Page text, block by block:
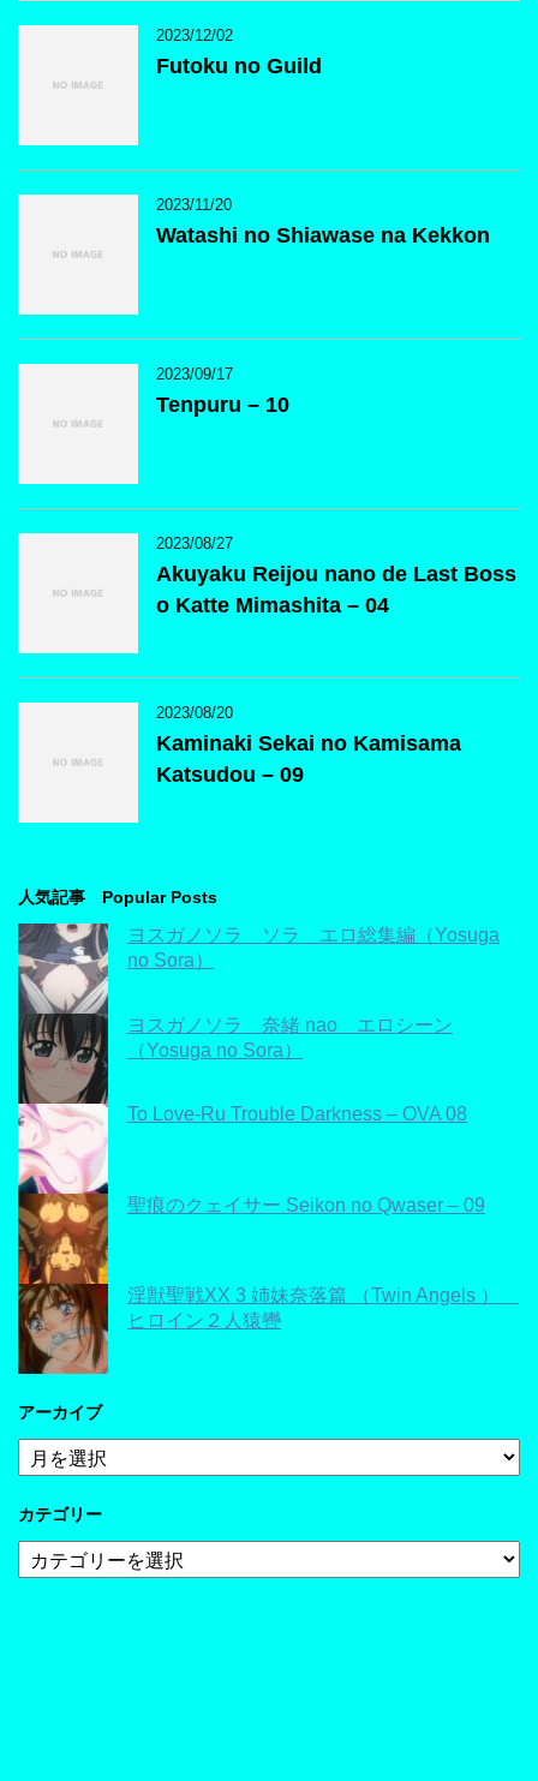
2023/12/02
Futoku no Guild
2023/11/20
Watashi no Shiawase na Kekkon
2023/09/17
Tenpuru – 10
2023/08/27
Akuyaku Reijou nano de Last Boss
o Katte Mimashita – 04
2023/08/20
Kaminaki Sekai no Kamisama
Katsudou – 09
人気記事 Popular Posts
ヨスガノソラ ソラ エロ総集編（Yosuga
no Sora）
ヨスガノソラ 奈緒 nao エロシーン
（Yosuga no Sora）
To Love-Ru Trouble Darkness – OVA 08
聖痕のクェイサー Seikon no Qwaser – 09
淫獣聖戦XX 3 姉妹奈落篇 （Twin Angels ）
ヒロイン２人猿轡
アーカイブ
ア
ー
イ
カテゴリー
テ